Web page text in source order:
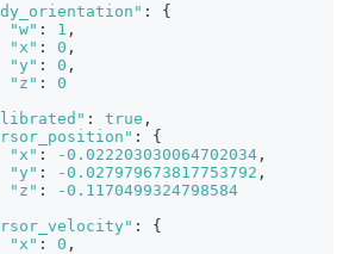
:
{
"w" : 1 ,
"x" : 0 ,
"y" : 0 ,
"z" :
0
: true ,
:
{
"x" : -0.022203030064702034 ,
"y" : -0.027979673817753792 ,
"z" :
-0.1170499324798584
:
{
"x" : 0 ,